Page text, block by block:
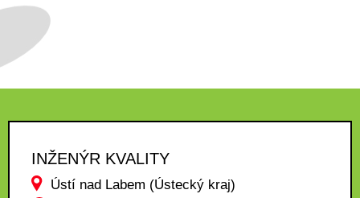
INŽENÝR KVALITY
Ústí nad Labem (Ústecký kraj)